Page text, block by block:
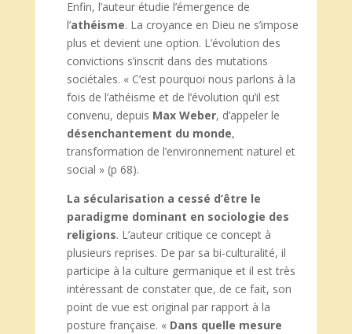
Enfin, l’auteur étudie l’émergence de
l’athéisme. La croyance en Dieu ne s’impose
plus et devient une option. L’évolution des
convictions s’inscrit dans des mutations
sociétales. « C’est pourquoi nous parlons à la
fois de l’athéisme et de l’évolution qu’il est
convenu, depuis Max Weber, d’appeler le
désenchantement du monde,
transformation de l’environnement naturel et
social » (p 68).
La sécularisation a cessé d’être le
paradigme dominant en sociologie des
religions. L’auteur critique ce concept à
plusieurs reprises. De par sa bi-culturalité, il
participe à la culture germanique et il est très
intéressant de constater que, de ce fait, son
point de vue est original par rapport à la
posture française. « Dans quelle mesure